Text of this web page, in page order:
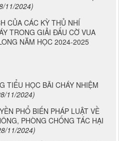
11/2024)
CỦA CÁC KỲ THỦ NHÍ
TRONG GIẢI ĐẤU CỜ VUA
NĂM HỌC 2024-2025
TIỂU HỌC BÃI CHÁY NHIỆM
11/2024)
PHỔ BIẾN PHÁP LUẬT VỀ
PHÒNG CHỐNG TÁC HẠI
11/2024)